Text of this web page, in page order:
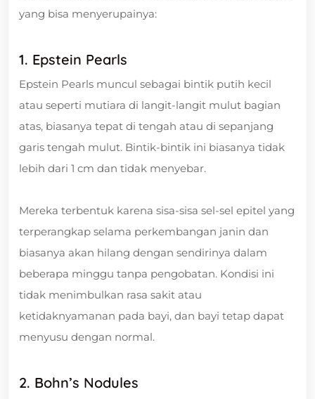
yang bisa menyerupainya:
1. Epstein Pearls
Epstein Pearls muncul sebagai bintik putih kecil
atau seperti mutiara di langit-langit mulut bagian
atas, biasanya tepat di tengah atau di sepanjang
garis tengah mulut. Bintik-bintik ini biasanya tidak
lebih dari 1 cm dan tidak menyebar.
Mereka terbentuk karena sisa-sisa sel-sel epitel yang
terperangkap selama perkembangan janin dan
biasanya akan hilang dengan sendirinya dalam
beberapa minggu tanpa pengobatan. Kondisi ini
tidak menimbulkan rasa sakit atau
ketidaknyamanan pada bayi, dan bayi tetap dapat
menyusu dengan normal.
2. Bohn’s Nodules